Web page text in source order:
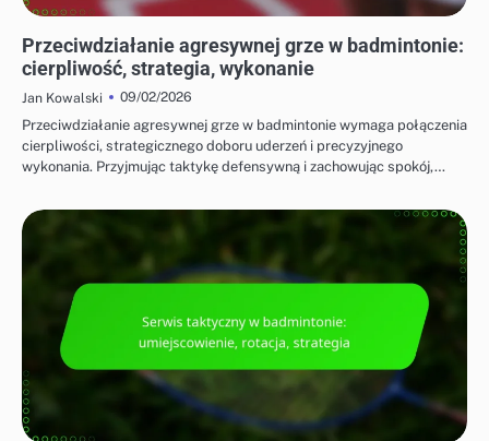
Przeciwdziałanie agresywnej grze w badmintonie:
cierpliwość, strategia, wykonanie
Jan Kowalski
09/02/2026
Przeciwdziałanie agresywnej grze w badmintonie wymaga połączenia
cierpliwości, strategicznego doboru uderzeń i precyzyjnego
wykonania. Przyjmując taktykę defensywną i zachowując spokój,…